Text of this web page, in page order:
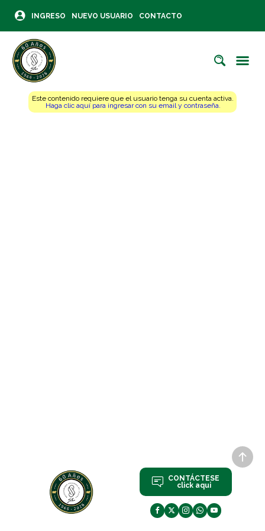
INGRESO NUEVO USUARIO CONTACTO
Este contenido requiere que el usuario tenga su cuenta activa.
Haga clic aquí para ingresar con su email y contraseña.
CONTÁCTESE
click aqui